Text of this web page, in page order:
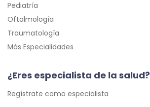
Pediatría
Oftalmología
Traumatología
Más Especialidades
¿Eres especialista de la salud?
Regístrate como especialista